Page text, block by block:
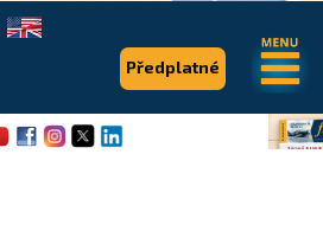
Předplatné
.